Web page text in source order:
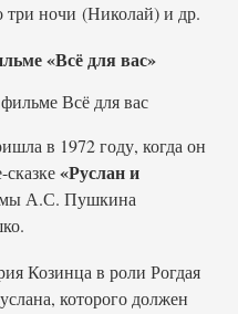
ночи (Николай) и др.
«Всё для вас»
в 1972 году, когда он
«Руслан и
А.С. Пушкина
Козинца в роли Рогдая
которого должен